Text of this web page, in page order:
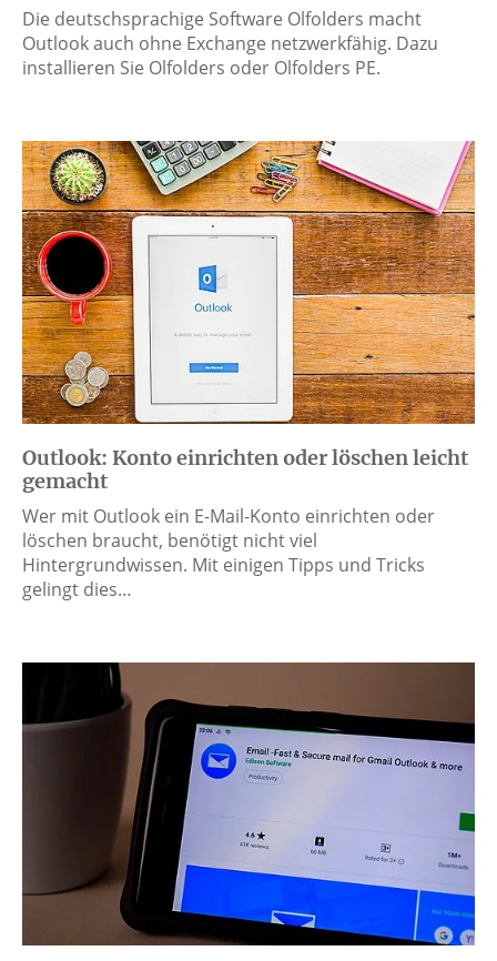
Die deutschsprachige Software Olfolders macht
Outlook auch ohne Exchange netzwerkfähig. Dazu
installieren Sie Olfolders oder Olfolders PE.
Outlook: Konto einrichten oder löschen leicht
gemacht
Wer mit Outlook ein E-Mail-Konto einrichten oder
löschen braucht, benötigt nicht viel
Hintergrundwissen. Mit einigen Tipps und Tricks
gelingt dies…